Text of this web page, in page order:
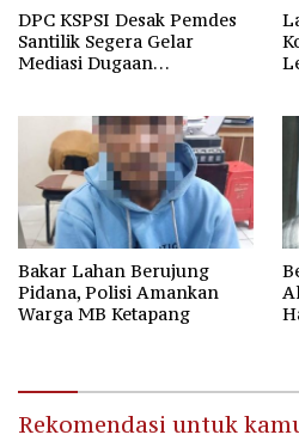
DPC KSPSI Desak Pemdes
Santilik Segera Gelar
Mediasi Dugaan
Bakar Lahan Berujung
Pidana, Polisi Amankan
Warga MB Ketapang
Rekomendasi untuk